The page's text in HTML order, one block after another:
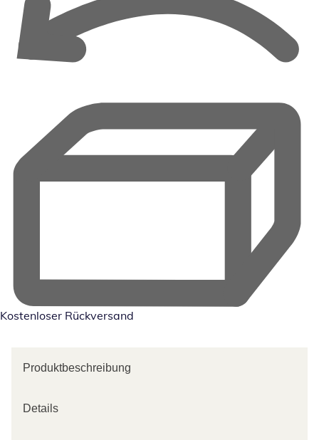
Kostenloser Rückversand
Produktbeschreibung
Details